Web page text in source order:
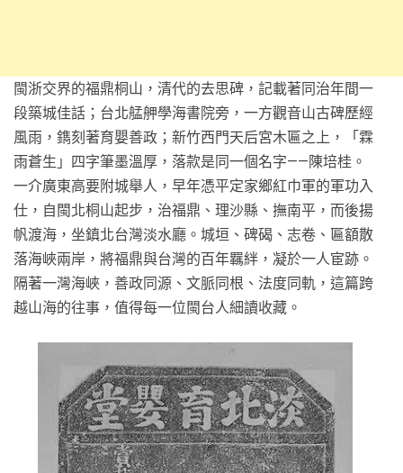
閩浙交界的福鼎桐山，清代的去思碑，記載著同治年間一
段築城佳話；台北艋舺學海書院旁，一方觀音山古碑歷經
風雨，鐫刻著育嬰善政；新竹西門天后宮木匾之上，「霖
雨蒼生」四字筆墨溫厚，落款是同一個名字——陳培桂。
一介廣東高要附城舉人，早年憑平定家鄉紅巾軍的軍功入
仕，自閩北桐山起步，治福鼎、理沙縣、撫南平，而後揚
帆渡海，坐鎮北台灣淡水廳。城垣、碑碣、志卷、匾額散
落海峽兩岸，將福鼎與台灣的百年羈絆，凝於一人宦跡。
隔著一灣海峽，善政同源、文脈同根、法度同軌，這篇跨
越山海的往事，值得每一位閩台人細讀收藏。